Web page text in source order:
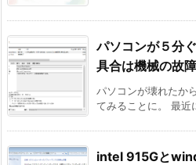
パソコンが５分
具合は機械の故
パソコンが壊れたか
てみることに。 最近
intel 915Gと